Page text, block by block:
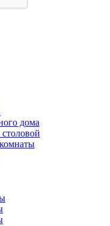
дома